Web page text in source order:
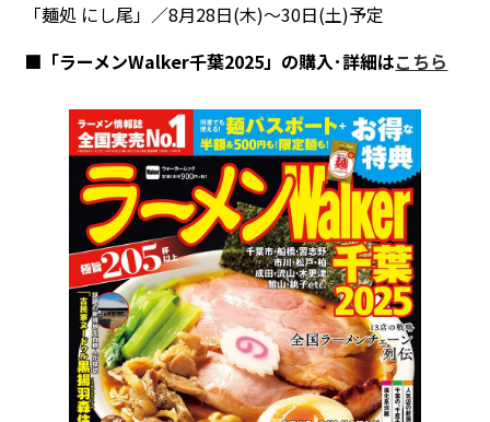
「麺処 にし尾」／8月28日(木)～30日(土)予定
■「ラーメンWalker千葉2025」の購入･詳細はこちら